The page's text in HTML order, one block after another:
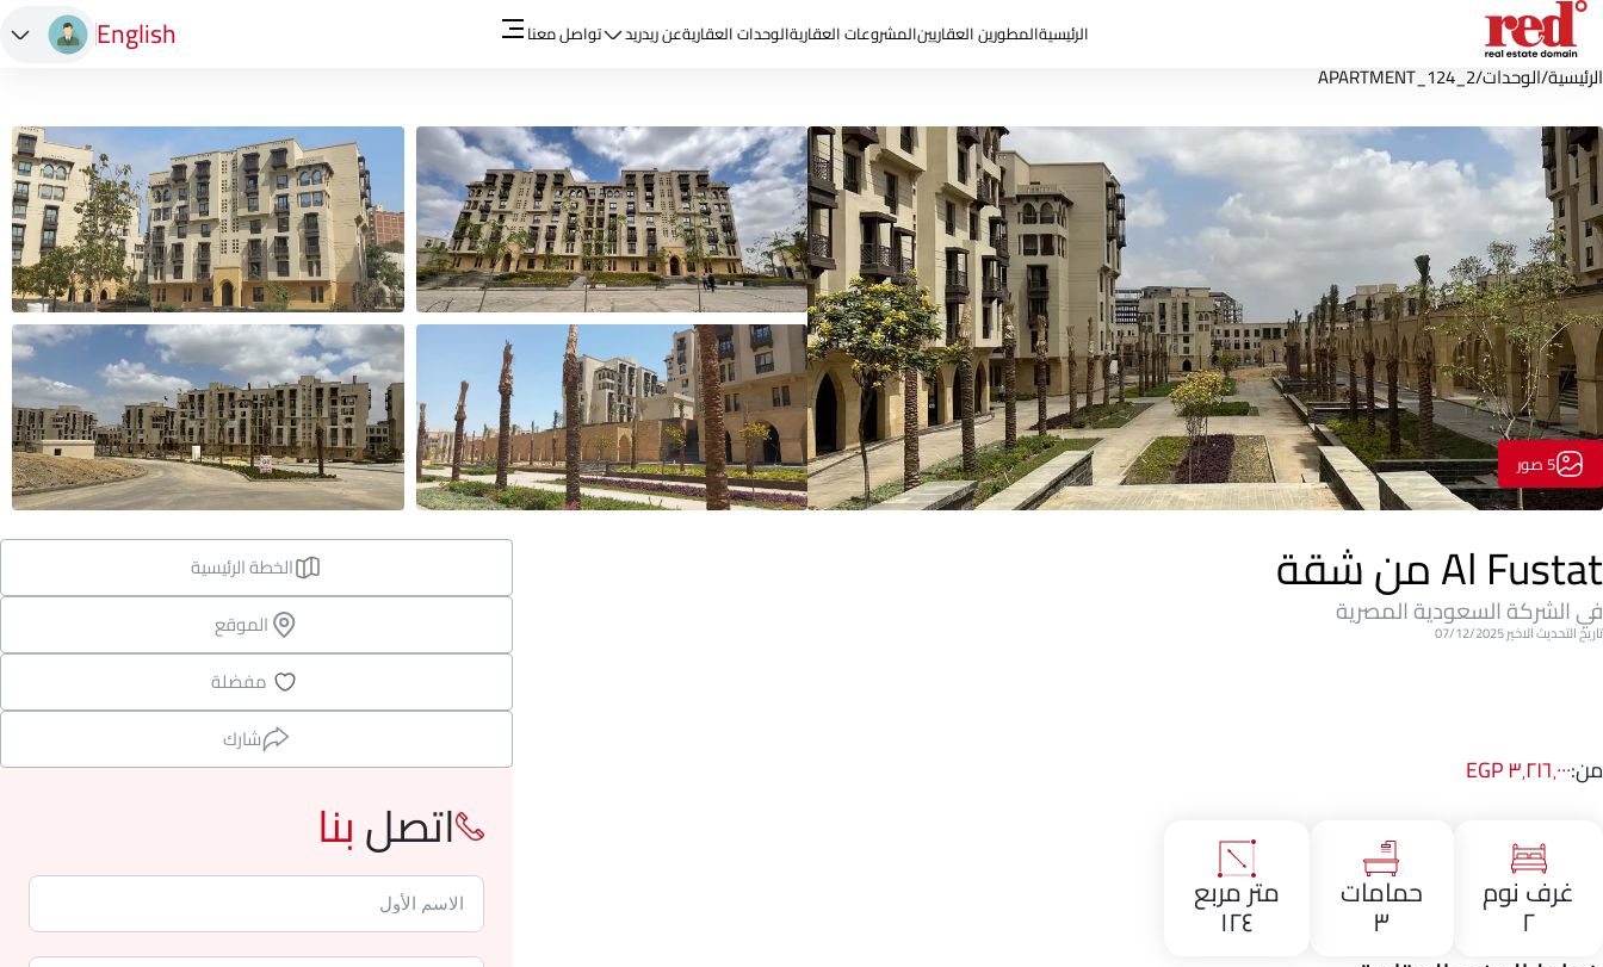
الرئيسيةالمطورين العقاريينالمشروعات العقاريةالوحدات العقاريةعن ريدريد تواصل معنا English
الرئيسية/الوحدات/
APARTMENT_124_2
5 صور
Al Fustat من شقة
في الشركة السعودية المصرية
تاريخ التحديث الاخير 07/12/2025
من:٣٬٢١٦٬٠٠٠ EGP
غرف نوم
٢
حمامات
٣
متر مربع
١٢٤
الخطة الرئيسية
الموقع
مفضلة
شارك
اتصلبنا